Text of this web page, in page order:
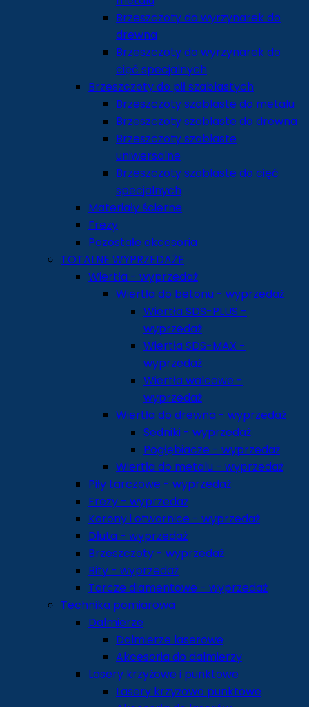
Brzeszczoty do wyrzynarek do
drewna
Brzeszczoty do wyrzynarek do
cięć specjalnych
Brzeszczoty do pił szablastych
Brzeszczoty szablaste do metalu
Brzeszczoty szablaste do drewna
Brzeszczoty szablaste
uniwersalne
Brzeszczoty szablaste do cięć
specjalnych
Materiały ścierne
Frezy
Pozostałe akcesoria
TOTALNE WYPRZEDAŻE
Wiertła - wyprzedaż
Wiertła do betonu - wyprzedaż
Wiertła SDS-PLUS -
wyprzedaż
Wiertła SDS-MAX -
wyprzedaż
Wiertła walcowe -
wyprzedaż
Wiertła do drewna - wyprzedaż
Sedniki - wyprzedaż
Pogłębiacze - wyprzedaż
Wiertła do metalu - wyprzedaż
Piły tarczowe - wyprzedaż
Frezy - wyprzedaż
Korony i otwornice - wyprzedaż
Dłuta - wyprzedaż
Brzeszczoty - wyprzedaż
Bity - wyprzedaż
Tarcze diamentowe - wyprzedaż
Technika pomiarowa
Dalmierze
Dalmierze laserowe
Akcesoria do dalmierzy
Lasery krzyżowe i punktowe
Lasery krzyżowo punktowe